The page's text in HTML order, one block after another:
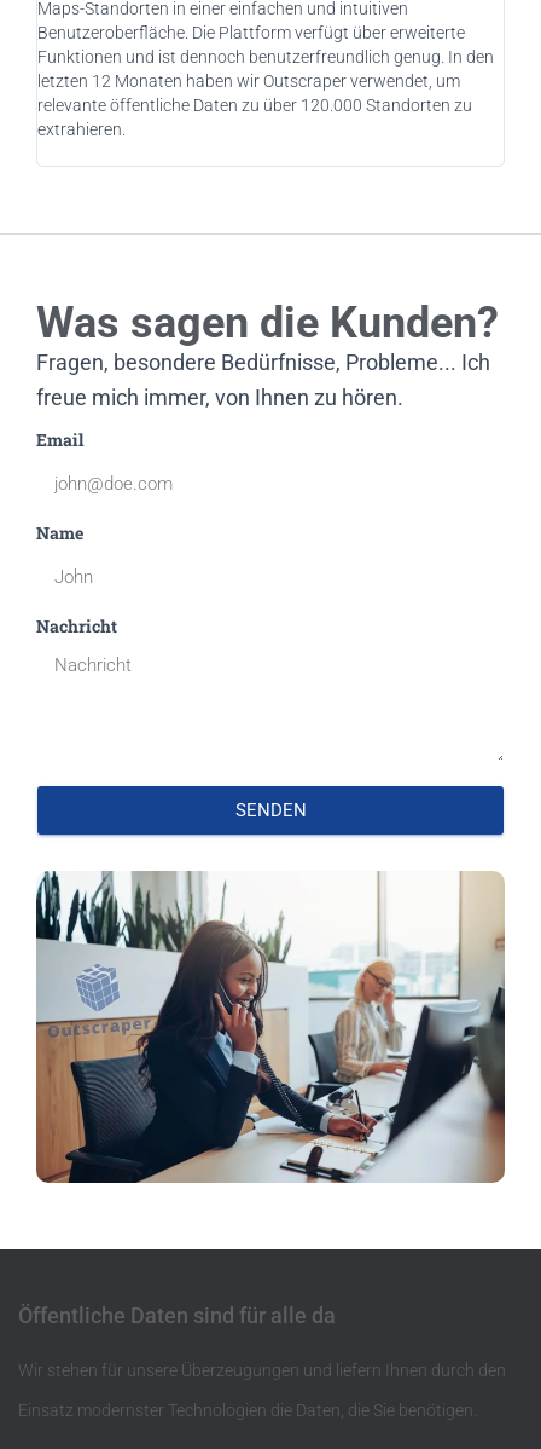
Maps-Standorten in einer einfachen und intuitiven
Benutzeroberfläche. Die Plattform verfügt über erweiterte
Funktionen und ist dennoch benutzerfreundlich genug. In den
letzten 12 Monaten haben wir Outscraper verwendet, um
relevante öffentliche Daten zu über 120.000 Standorten zu
extrahieren.
Was sagen die Kunden?
Fragen, besondere Bedürfnisse, Probleme... Ich
freue mich immer, von Ihnen zu hören.
Email
Name
Nachricht
SENDEN
Öffentliche Daten sind für alle da
Wir stehen für unsere Überzeugungen und liefern Ihnen durch den
Einsatz modernster Technologien die Daten, die Sie benötigen.